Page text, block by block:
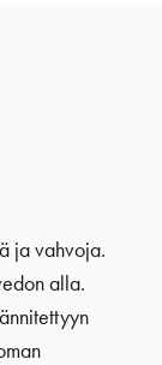
ja vahvoja.
alla.